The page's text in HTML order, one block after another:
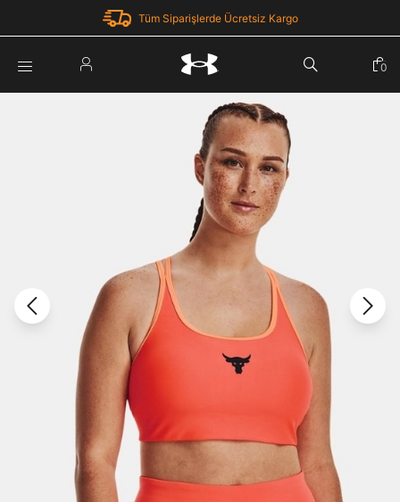
Tüm Siparişlerde Ücretsiz Kargo
Şifremi Unuttum
Giriş Yap
Under Armour'da yeni misiniz?
0
Parola Yenileme
Parolayı Yenile
Giriş Sayfasına Dön
Zaten hesabın var mı? Giriş yap